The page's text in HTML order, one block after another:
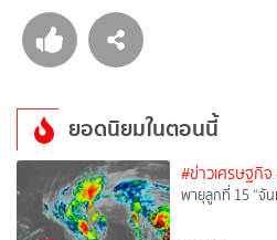
ยอดนิยมในตอนนี้
#ข่าวเศรษฐกิจ
พายุลูกที่ 15 “จั